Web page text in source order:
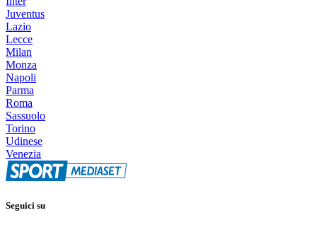
Juventus
Lazio
Lecce
Milan
Monza
Napoli
Parma
Roma
Sassuolo
Torino
Udinese
Venezia
Seguici su